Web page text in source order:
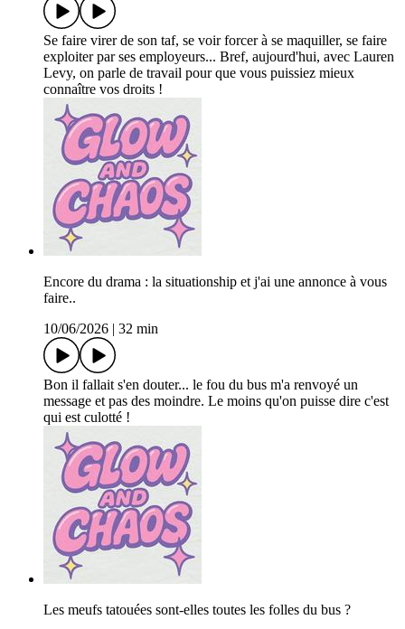
Se faire virer de son taf, se voir forcer à se maquiller, se faire
exploiter par ses employeurs... Bref, aujourd'hui, avec Lauren
Levy, on parle de travail pour que vous puissiez mieux
connaître vos droits !
Encore du drama : la situationship et j'ai une annonce à vous
faire..
10/06/2026
32 min
Bon il fallait s'en douter... le fou du bus m'a renvoyé un
message et pas des moindre. Le moins qu'on puisse dire c'est
qui est culotté !
Les meufs tatouées sont-elles toutes les folles du bus ?